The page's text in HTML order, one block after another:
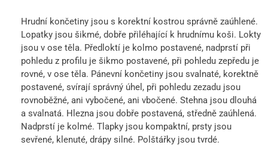
Hrudní končetiny jsou s korektní kostrou správně zaúhlené.
Lopatky jsou šikmé, dobře přiléhající k hrudnímu koši. Lokty
jsou v ose těla. Předloktí je kolmo postavené, nadprstí při
pohledu z profilu je šikmo postavené, při pohledu zepředu je
rovné, v ose těla. Pánevní končetiny jsou svalnaté, korektně
postavené, svírají správný úhel, při pohledu zezadu jsou
rovnoběžné, ani vybočené, ani vbočené. Stehna jsou dlouhá
a svalnatá. Hlezna jsou dobře postavená, středně zaúhlená.
Nadprstí je kolmé. Tlapky jsou kompaktní, prsty jsou
sevřené, klenuté, drápy silné. Polštářky jsou tvrdé.